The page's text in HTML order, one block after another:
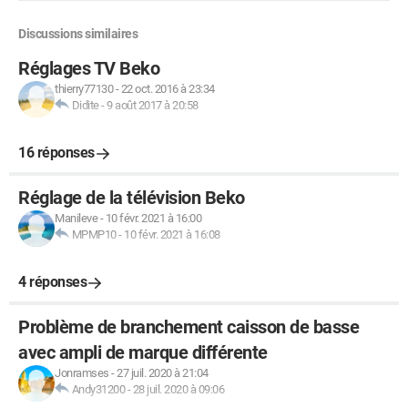
Discussions similaires
Réglages TV Beko
thierry77130-22 oct. 2016 à 23:34
Didite-9 août 2017 à 20:58
16 réponses
Réglage de la télévision Beko
Manileve- 10 févr. 2021 à 16:00
MPMP10- 10 févr. 2021 à 16:08
4 réponses
Problème de branchement caisson de basse
avec ampli de marque différente
Jonramses -27 juil. 2020 à 21:04
Andy31200-28 juil. 2020 à 09:06